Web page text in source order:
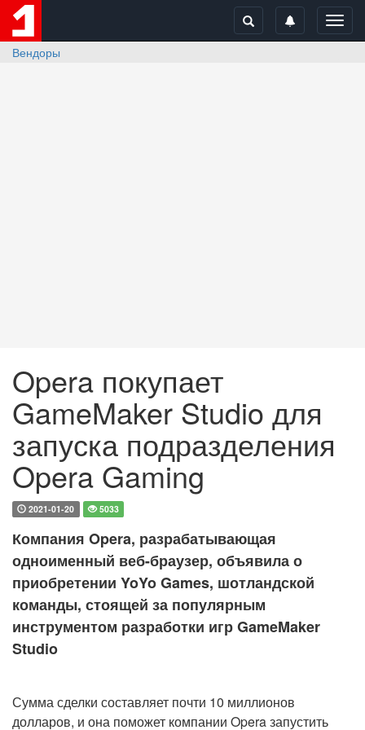
Вендоры
Opera покупает
GameMaker Studio для
запуска подразделения
Opera Gaming
2021-01-20 5033
Компания Opera, разрабатывающая
одноименный веб-браузер, объявила о
приобретении YoYo Games, шотландской
команды, стоящей за популярным
инструментом разработки игр GameMaker
Studio
Сумма сделки составляет почти 10 миллионов
долларов, и она поможет компании Opera запустить